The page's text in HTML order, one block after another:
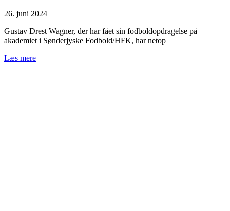
26. juni 2024
Gustav Drest Wagner, der har fået sin fodboldopdragelse på
akademiet i Sønderjyske Fodbold/HFK, har netop
Læs mere